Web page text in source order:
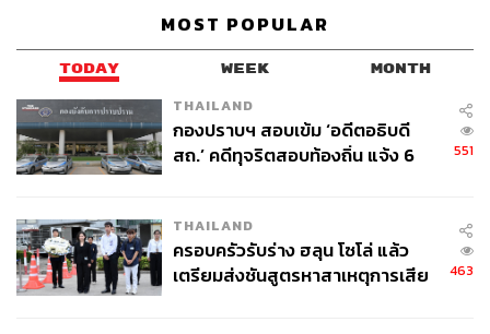
MOST POPULAR
TODAY WEEK MONTH
THAILAND
กองปราบฯ สอบเข้ม ‘อดีตอธิบดี
สถ.’ คดีทุจริตสอบท้องถิ่น แจ้ง 6
551
THAILAND
ครอบครัวรับร่าง ฮลุน โซโล่ แล้ว
เตรียมส่งชันสูตรหาสาเหตุการเสีย
463